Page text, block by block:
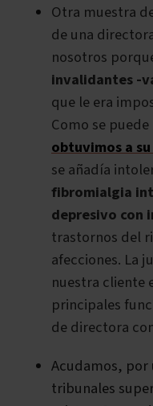
Otra muestra
de una
nosotros
invalidantes -
que le era
Como se
obtuvimos a
se añadía
fibromialgia
depresivo con
trastornos del
afecciones. La
nuestra cliente
principales
de directora
Acudamos, por
tribunales